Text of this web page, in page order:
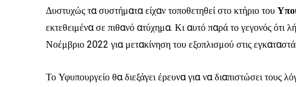
Δυστυχώς τα συστήματα είχαν τοποθετηθεί στο κτήριο του
εκτεθειμένα σε πιθανό ατύχημα. Κι αυτό παρά το γεγονός
Νοέμβριο 2022 για μετακίνηση του εξοπλισμού στις
Το Υφυπουργείο θα διεξάγει έρευνα για να διαπιστώσει τους